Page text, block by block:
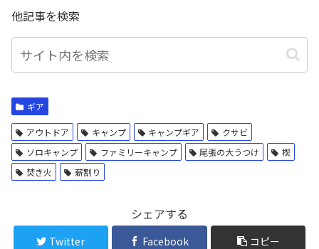
他記事を検索
ギア
アウトドア キャンプ キャンプギア
クサビ
ソロキャンプ
ファミリーキャンプ 尾張の大うつけ
楔
焚き火
薪割り
シェアする
Twitter Facebook コピー